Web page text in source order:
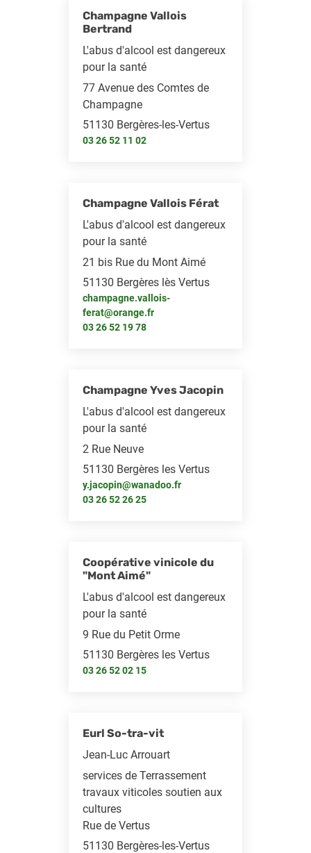
Champagne Vallois
Bertrand
L'abus d'alcool est dangereux
pour la santé
77 Avenue des Comtes de
Champagne
51130 Bergères-les-Vertus
03 26 52 11 02
Champagne Vallois Férat
L'abus d'alcool est dangereux
pour la santé
21 bis Rue du Mont Aimé
51130 Bergères lès Vertus
champagne.vallois-
ferat@orange.fr
03 26 52 19 78
Champagne Yves Jacopin
L'abus d'alcool est dangereux
pour la santé
2 Rue Neuve
51130 Bergères les Vertus
y.jacopin@wanadoo.fr
03 26 52 26 25
Coopérative vinicole du
"Mont Aimé"
L'abus d'alcool est dangereux
pour la santé
9 Rue du Petit Orme
51130 Bergères les Vertus
03 26 52 02 15
Eurl So-tra-vit
Jean-Luc Arrouart
services de Terrassement
travaux viticoles soutien aux
cultures
Rue de Vertus
51130 Bergères-les-Vertus